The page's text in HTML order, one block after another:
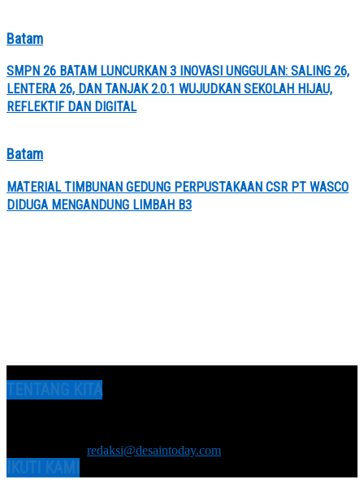
Batam
SMPN 26 BATAM LUNCURKAN 3 INOVASI UNGGULAN: SALING 26,
LENTERA 26, DAN TANJAK 2.0.1 WUJUDKAN SEKOLAH HIJAU,
REFLEKTIF DAN DIGITAL
Batam
MATERIAL TIMBUNAN GEDUNG PERPUSTAKAAN CSR PT WASCO
DIDUGA MENGANDUNG LIMBAH B3
TENTANG KITA
redaksi@desaintoday.com
IKUTI KAMI